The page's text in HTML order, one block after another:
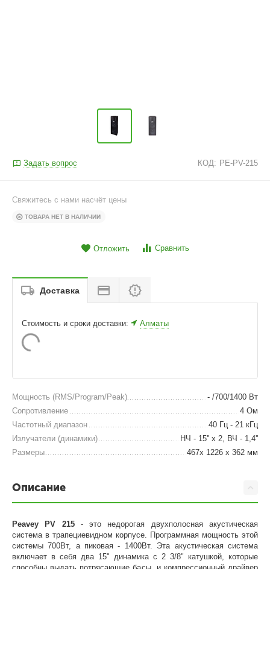
Задать вопрос КОД: PE-PV-215
Свяжитесь с нами насчёт цены
ТОВАРА НЕТ В НАЛИЧИИ
Отложить Сравнить
Доставка
Стоимость и сроки доставки: Алматы
Мощность (RMS/Program/Peak)
- /700/1400 Вт
Сопротивление
4 Ом
Частотный диапазон
40 Гц - 21 кГц
Излучатели (динамики)
НЧ - 15'' x 2, ВЧ - 1,4''
Размеры
467x 1226 x 362 мм
Описание
Peavey PV 215- это недорогая двухполосная акустическая
система в трапециевидном корпусе. Программная мощность этой
системы 700Вт, а пиковая - 1400Вт. Эта акустическая система
включает в себя два 15" динамика с 2 3/8" катушкой, которые
способны выдать потрясающие басы, и компрессионный драйвер